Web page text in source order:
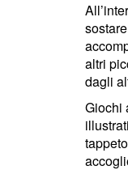
altri
dagli
Giochi